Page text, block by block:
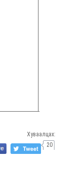
Хуваалцах:
20